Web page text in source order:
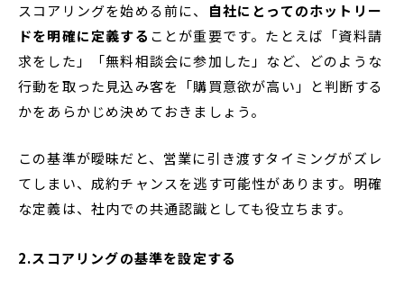
スコアリングを始める前に、
自社にとってのホットリー
ドを明確に定義する ことが重要です。たとえば「資料請
求をした」「無料相談会に参加した」など、どのような
行動を取った見込み客を「購買意欲が高い」と判断する
かをあらかじめ決めておきましょう。
この基準が曖昧だと、営業に引き渡すタイミングがズレ
てしまい、成約チャンスを逃す可能性があります。明確
な定義は、社内での共通認識としても役立ちます。
2.スコアリングの基準を設定する